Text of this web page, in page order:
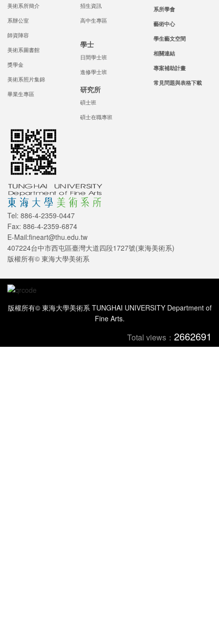
美術系所簡介
系辦公室
師資陣容
美術系圖書館
獎學金
美術系照片集錦
畢業生專區
招生資訊
高中生專區
學士
日間學士班
進修學士班
研究所
碩士班
碩士在職專班
系所學會
藝術中心
學生藝文空間
相關連結
專案補助計畫
常見問題與表格下載
Tel: 886-4-2359-0447
Fax: 886-4-2359-6874
E-Mail:fineart@thu.edu.tw
407224台中市西屯區臺灣大道四段1727號(東海美術系)
版權所有© 東海大學美術系
版權所有© 東海大學美術系 TUNGHAI UNIVERSITY Department of
Fine Arts.
Total views： 2662691